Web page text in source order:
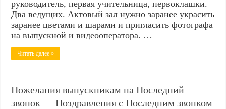
руководитель, первая учительница, первоклашки.
Два ведущих. Актовый зал нужно заранее украсить
заранее цветами и шарами и пригласить фотографа
на выпускной и видеооператора. …
Читать далее »
Пожелания выпускникам на Последний
звонок — Поздравления с Последним звонком